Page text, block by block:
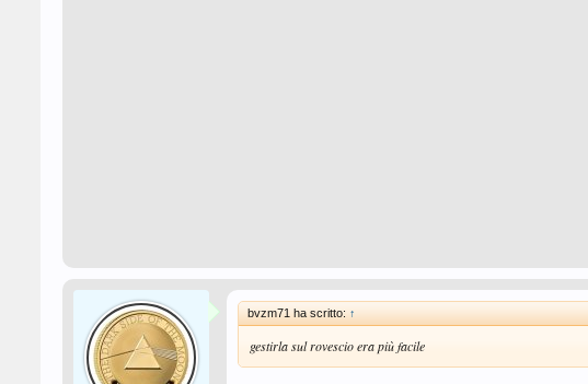
bvzm71 ha scritto: ↑
gestirla sul rovescio era più facile